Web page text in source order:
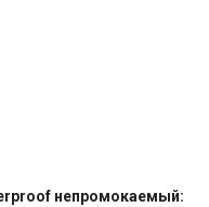
непромокаемый: